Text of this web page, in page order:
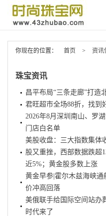
你现在的位置： 首页 > 资讯
珠宝资讯
昌平布局“三条走廊”打造
君旺超市全场88折，找到
2026年8月深圳南山、罗
门店白名单
美股收盘：三大指数集体
股又重挫，西部数据跌超
近5%；黄金股多数上涨
黄金早参|霍尔木兹海峡
价冲高回落
美俄联手给国际空间站办
时代来了